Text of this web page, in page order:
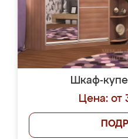
Шкаф-
Цена: от